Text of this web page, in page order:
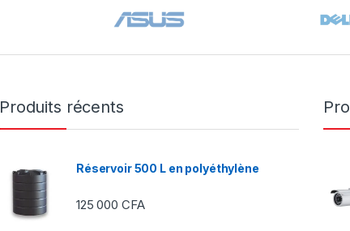
Produits récents
Réservoir 500 L en polyéthylène
125 000 CFA